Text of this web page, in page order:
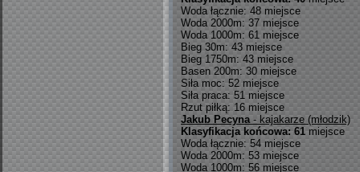
Woda łącznie: 48 miejsce
Woda 2000m: 37 miejsce
Woda 1000m: 61 miejsce
Bieg 30m: 43 miejsce
Bieg 1750m: 43 miejsce
Basen 200m: 30 miejsce
Siła moc: 52 miejsce
Siła praca: 51 miejsce
Rzut piłką: 16 miejsce
Jakub Pecyna- kajakarze (młodzik)
Klasyfikacja końcowa: 61 miejsce
Woda łącznie: 54 miejsce
Woda 2000m: 53 miejsce
Woda 1000m: 56 miejsce